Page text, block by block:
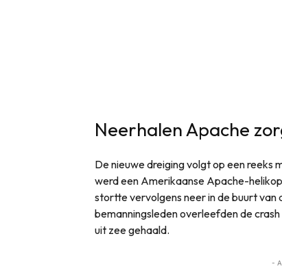
Neerhalen Apache
De nieuwe dreiging volgt op een reeks
werd een Amerikaanse Apache-
stortte vervolgens neer in de buurt
bemanningsleden overleefden de
uit zee gehaald.
-